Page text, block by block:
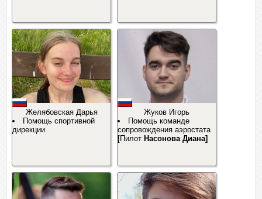
Желябовская Дарья
Помощь спортивной
дирекции
Жуков Игорь
Помощь команде
сопровождения аэростата
[Пилот Насонова Диана]